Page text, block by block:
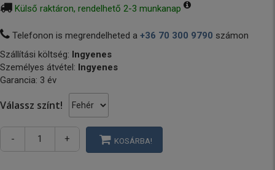
Külső raktáron, rendelhető 2-3 munkanap
Telefonon is megrendelheted a +36 70 300 9790 számon
Szállítási költség: Ingyenes
Személyes átvétel: Ingyenes
Garancia: 3 év
Válassz színt!
- + KOSÁRBA!